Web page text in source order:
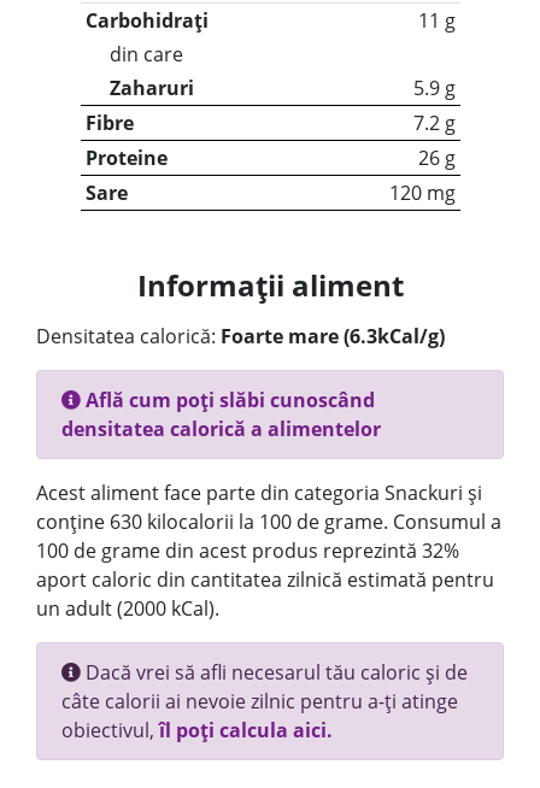
Carbohidrați
11 g
din care
Zaharuri
5.9 g
Fibre
7.2 g
Proteine
26 g
Sare
120 mg
Informații aliment
Densitatea calorică: Foarte mare (6.3kCal/g)
Află cum poți slăbi cunoscând
densitatea calorică a alimentelor
Acest aliment face parte din categoria Snackuri și
conține 630 kilocalorii la 100 de grame. Consumul a
100 de grame din acest produs reprezintă 32%
aport caloric din cantitatea zilnică estimată pentru
un adult (2000 kCal).
Dacă vrei să afli necesarul tău caloric și de
câte calorii ai nevoie zilnic pentru a-ți atinge
obiectivul,îl poți calcula aici.